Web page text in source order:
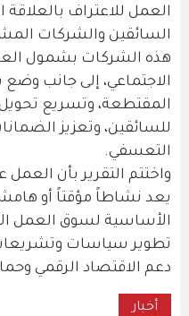
العمل للاعتراف بالعلاقة
السائقين والشركات
هذه الشركات بشمول
الاجتماعي، إلى جانب
المقتطعة، وتسريع
للسائقين، وتعزيز
التعسفي.
واختتم التقرير بأن العمل
يعد نشاطاً مؤقتاً أو
الأساسية لسوق العمل
تطوير سياسات
دعم الاقتصاد الرقمي
أخبار